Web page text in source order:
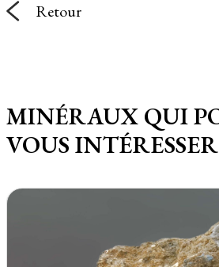
Retour
MINÉRAUX QUI
VOUS INTÉRESSER